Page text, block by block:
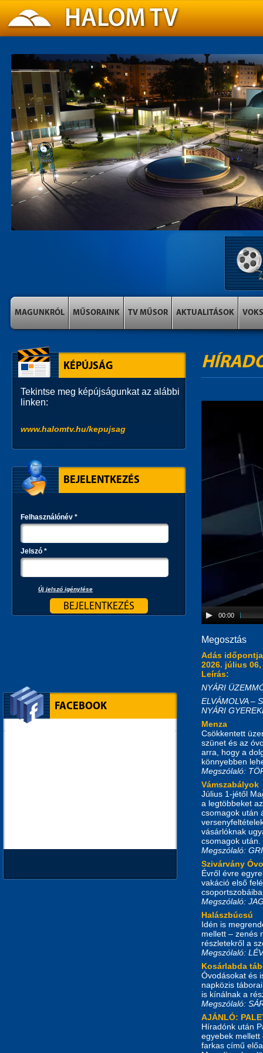
MAGUNKRÓL MŰSORAINK TV MŰSOR AKTUALITÁSOK VOKS
00:00
Megosztás
Adás
2026. július
Leírás:
NYÁRI
ELVÁMOLVA –
NYÁRI
Menza
Csökkentett
szünet és az
arra, hogy a
könnyebben
Megszólaló:
Vámszabályok
Július 1-jétől
a legtöbbeket
csomagok után
vásárlóknak
csomagok után.
Megszólaló:
Szivárvány
Évről évre
vakáció első
Megszólaló:
Halászbúcsú
Idén is
mellett – zenés
részletekről a
Megszólaló:
Kosárlabda
Óvodásokat és
napközis
is kínálnak a
Megszólaló:
AJÁNLÓ:
Híradónk után
egyebek mellett
farkas című
KÉPÚJSÁG
Tekintse meg képújságunkat az alábbi
linken:
www.halomtv.hu/kepujsag
BEJELENTKEZÉS
Felhasználónév *
Jelszó *
Új jelszó igénylése
FACEBOOK